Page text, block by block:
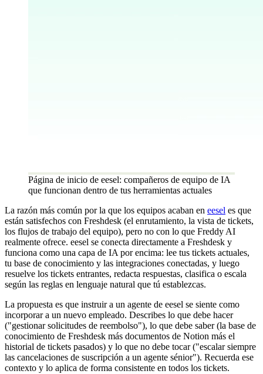
Página de inicio de eesel: compañeros de equipo de IA
que funcionan dentro de tus herramientas actuales
La razón más común por la que los equipos acaban en eesel es que
están satisfechos con Freshdesk (el enrutamiento, la vista de tickets,
los flujos de trabajo del equipo), pero no con lo que Freddy AI
realmente ofrece. eesel se conecta directamente a Freshdesk y
funciona como una capa de IA por encima: lee tus tickets actuales,
tu base de conocimiento y las integraciones conectadas, y luego
resuelve los tickets entrantes, redacta respuestas, clasifica o escala
según las reglas en lenguaje natural que tú establezcas.
La propuesta es que instruir a un agente de eesel se siente como
incorporar a un nuevo empleado. Describes lo que debe hacer
("gestionar solicitudes de reembolso"), lo que debe saber (la base de
conocimiento de Freshdesk más documentos de Notion más el
historial de tickets pasados) y lo que no debe tocar ("escalar siempre
las cancelaciones de suscripción a un agente sénior"). Recuerda ese
contexto y lo aplica de forma consistente en todos los tickets.